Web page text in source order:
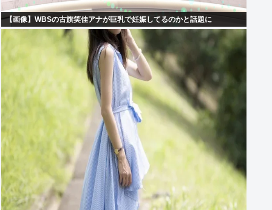
【画像】WBSの古旗笑佳アナが巨乳で妊娠してるのかと話題に